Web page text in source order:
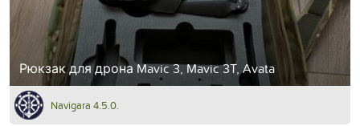
Рюкзак для дрона Mavic 3, Mavic 3T, Avata
Navigara 4.5.0.